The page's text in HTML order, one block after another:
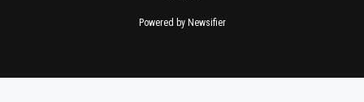
Powered by Newsifier